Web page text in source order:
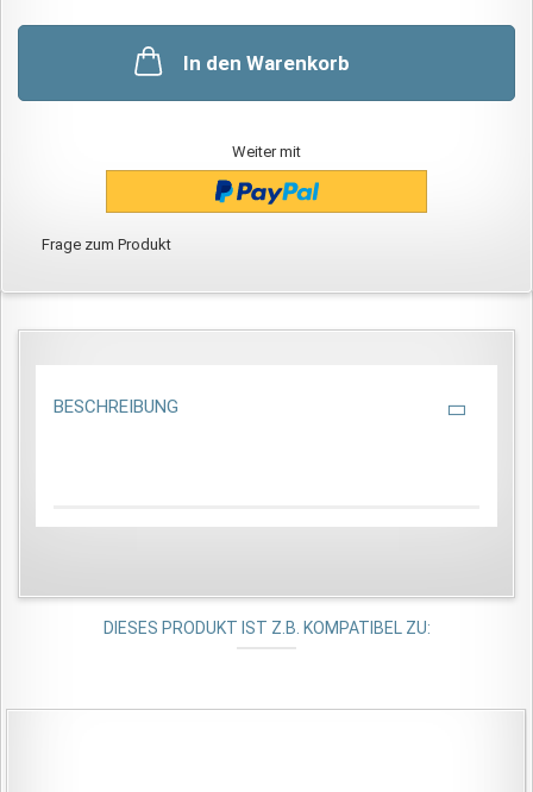
In den Warenkorb
Weiter mit
Frage zum Produkt
BESCHREIBUNG
DIESES PRODUKT IST Z.B. KOMPATIBEL ZU: